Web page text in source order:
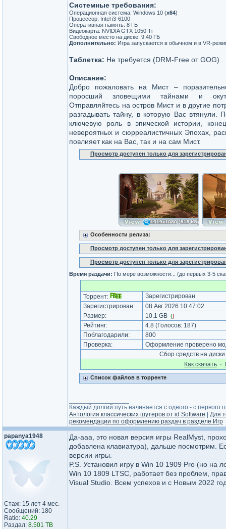
Системные требования:
Операционная система: Windows 10 (x64)
Процессор: Intel i3-6100
Оперативная память: 8 ГБ
Видеокарта: NVIDIA GTX 1050 Ti
Свободное место на диске: 9.40 ГБ
Дополнительно: Игра запускается в обычном и в VR-
Таблетка: Не требуется (DRM-Free от GOG)
Описание:
Добро пожаловать на Мист –
поросший зловещими тайнами и
Отправляйтесь на остров Мист и в другие
разгадывать тайну, в которую Вас
ключевую роль в эпической истории,
невероятных и сюрреалистичных Эпохах,
повлияет как на Вас, так и на сам Мист.
Просмотр доступен только для
Особенности релиза:
Просмотр доступен только для
Просмотр доступен только для
Время раздачи: По мере возможности... (до первых 3-5
Торрент:
Зарегистрирован
Зарегистрирован:
08 Авг 2026 10:47:02
Размер:
10.1 GB ()
Рейтинг: 4.8 (Голосов: 187)
Поблагодарили:
800
Проверка:
Оформление проверено
Сбор средств на
Как cкачать·
Список файлов в торренте
Каждый долгий путь начинается с одного - с первого
Антология классических шутеров от id Software
Для
рекомендации по оформлению раздач в разделе Игр
papanya1948
Стаж: 15 лет 4 мес.
Сообщений: 180
Ratio: 40.29
Раздал: 8.501 TB
Да-ааа, это новая версия игры RealMyst,
добавлена клавиатура), дальше посмотрим.
версии игры.
P.S. Установил игру в Win 10 1909 Pro (но на
Win 10 1809 LTSC, работает без проблем,
Visual Studio. Всем успехов и с Новым 2022